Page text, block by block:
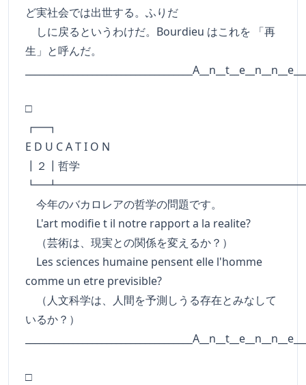
ど実社会では出世する。ふりだ
しに戻るというわけだ。Bourdieu はこれを 「再
生」と呼んだ。
□
E D U C A T I O N
┃２┃哲学
今年のバカロレアの哲学の問題です。
L'art modifie t il notre rapport a la realite?
（芸術は、現実との関係を変えるか？）
Les sciences humaine pensent elle l'homme
comme un etre previsible?
（人文科学は、人間を予測しうる存在とみなして
いるか？）
□